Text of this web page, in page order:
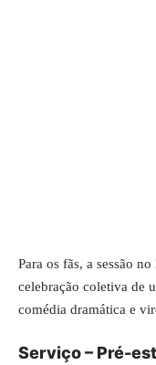
Para os fãs, a sessão
celebração coletiva de
comédia dramática e
Serviço – Pré-